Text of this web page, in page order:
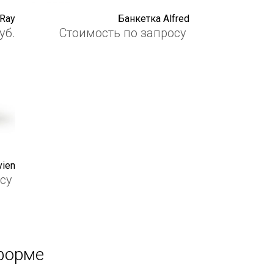
Банкетка Alfred
Стоимость по запросу